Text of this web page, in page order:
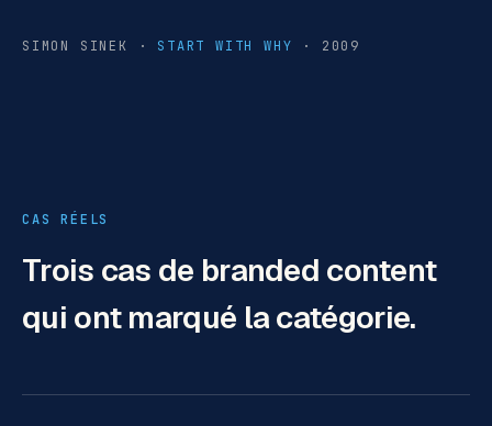
SIMON SINEK · START WITH WHY · 2009
CAS RÉELS
Trois cas de branded content
qui ont marqué la catégorie.